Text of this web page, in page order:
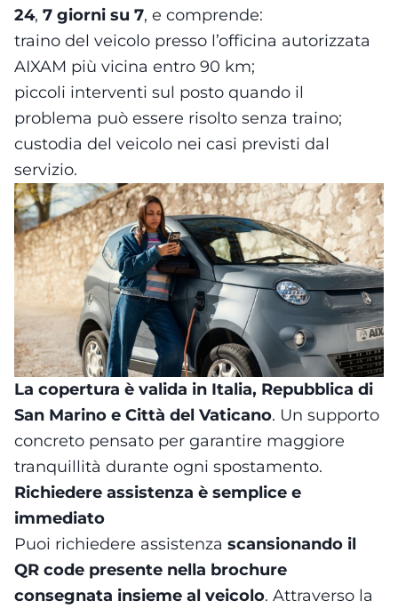
24, 7 giorni su 7, e comprende:
traino del veicolo presso l’officina autorizzata
AIXAM più vicina entro 90 km;
piccoli interventi sul posto quando il
problema può essere risolto senza traino;
custodia del veicolo nei casi previsti dal
servizio.
La copertura è valida in Italia, Repubblica di
San Marino e Città del Vaticano. Un supporto
concreto pensato per garantire maggiore
tranquillità durante ogni spostamento.
Richiedere assistenza è semplice e
immediato
Puoi richiedere assistenza scansionando il
QR code presente nella brochure
consegnata insieme al veicolo. Attraverso la